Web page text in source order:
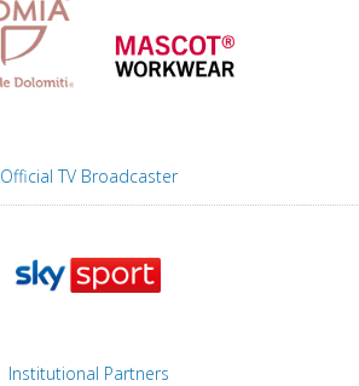
Official TV Broadcaster
Institutional Partners